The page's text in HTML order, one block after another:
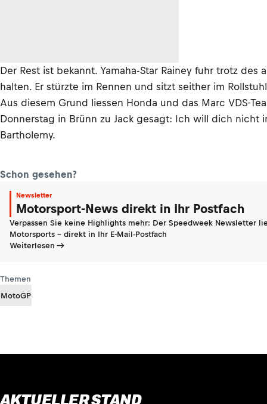
Der Rest ist bekannt. Yamaha-Star Rainey fuhr trotz
halten. Er stürzte im Rennen und sitzt seither im
Aus diesem Grund liessen Honda und das Marc VDS-
Donnerstag in Brünn zu Jack gesagt: Ich will dich nicht
Bartholemy.
Schon gesehen?
Newsletter
Motorsport-News direkt in Ihr Postfach
Verpassen Sie keine Highlights mehr: Der Speedweek Newsletter
Motorsports - direkt in Ihr E-Mail-Postfach
Weiterlesen
Themen
MotoGP
AKTUELLER STAND